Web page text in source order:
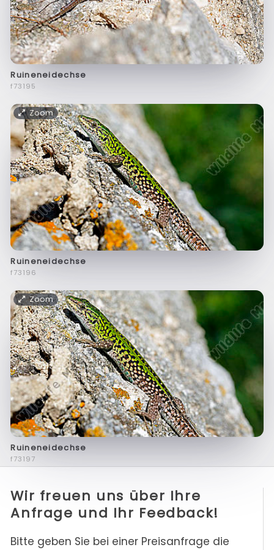
Ruineneidechse
f73195
Zoom
Ruineneidechse
f73196
Zoom
Ruineneidechse
f73197
Wir freuen uns über Ihre
Anfrage und Ihr Feedback!
Bitte geben Sie bei einer Preisanfrage die